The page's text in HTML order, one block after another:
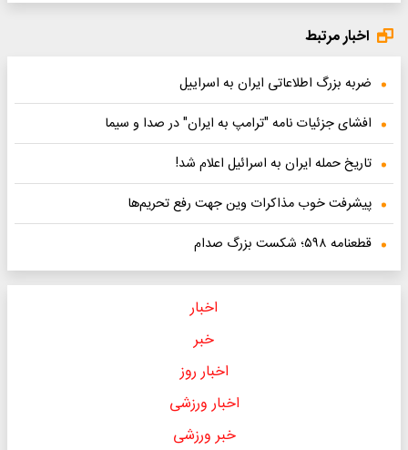
اخبار مرتبط
ضربه بزرگ اطلاعاتی ایران به اسراییل
افشای جزئیات نامه "ترامپ به ایران" در صدا و سیما
تاریخ حمله ایران به اسرائیل اعلام شد!
پیشرفت خوب مذاکرات وین جهت رفع تحریم‌ها
قطعنامه ۵۹۸؛ شکست بزرگ صدام
اخبار
خبر
اخبار روز
اخبار ورزشی
خبر ورزشی